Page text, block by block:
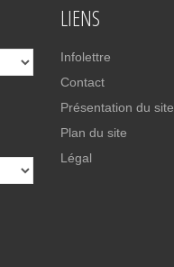
LIENS
Infolettre
Contact
Présentation du site
Plan du site
Légal